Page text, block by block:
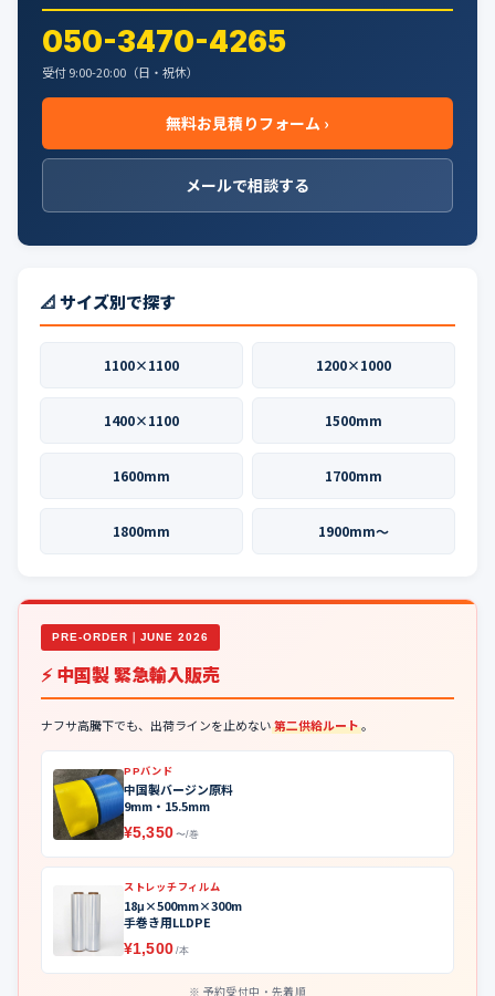
050-3470-4265
受付 9:00-20:00（日・祝休）
無料お見積りフォーム ›
メールで相談する
📐 サイズ別で探す
1100×1100 1200×1000
1400×1100 1500mm
1600mm 1700mm
1800mm 1900mm〜
PRE-ORDER｜JUNE 2026
⚡ 中国製 緊急輸入販売
ナフサ高騰下でも、出荷ラインを止めない第二供給ルート。
PPバンド
中国製バージン原料
9mm・15.5mm
¥5,350 〜/巻
ストレッチフィルム
18μ×500mm×300m
手巻き用LLDPE
¥1,500 /本
予約受付中・先着順